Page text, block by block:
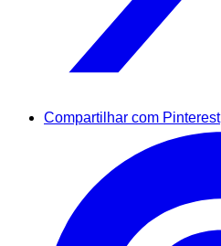
Compartilhar com Pinterest